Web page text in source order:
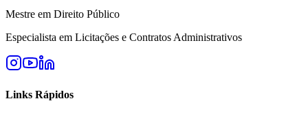
Mestre em Direito Público
Especialista em Licitações e Contratos Administrativos
Links Rápidos